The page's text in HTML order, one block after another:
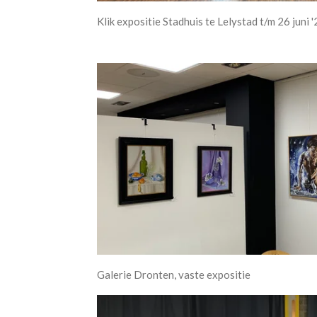
Klik expositie Stadhuis te Lelystad t/m 26 juni
Galerie Dronten, vaste expositie